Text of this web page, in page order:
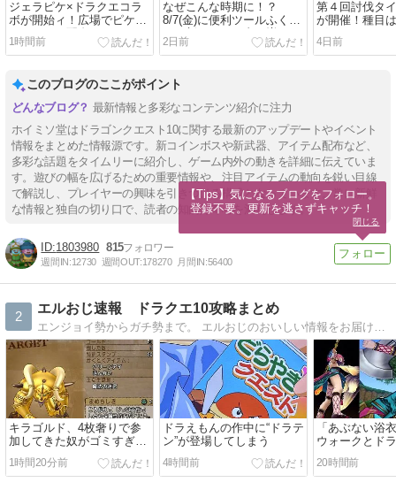
ジェラピケ×ドラクエコラ
ボが開始ィ！広場でピケス
ラバンドの配布もあるぞ
1時間前
なぜこんな時期に！？
8/7(金)に便利ツールふくび
き更新でしぐさ書が増える
ぞ
2日前
第４回討伐タ
が開催！種目
グナード５やぞ
4日前
このブログのここがポイント
最新情報と多彩なコンテンツ紹介に注力
ホイミソ堂はドラゴンクエスト10に関する最新のアップデートやイベント
情報をまとめた情報源です。新コインボスや新武器、アイテム配布など、
多彩な話題をタイムリーに紹介し、ゲーム内外の動きを詳細に伝えていま
す。遊びの幅を広げるための重要情報や、注目アイテムの動向を鋭い目線
で解説し、プレイヤーの興味を引きつける構成となっています。常に新鮮
な情報と独自の切り口で、読者の知的好奇心を満たします。
1803980 815
週間IN:12730 週間OUT:178270 月間IN:56400
2
エルおじ速報 ドラクエ10攻略まとめ
エンジョイ勢からガチ勢まで。 エルおじのおいしい情報をお届けします！
キラゴルド、4枚奢りで参
加してきた奴がゴミすぎて
負けた…誰も身代わり入れ
てないし…250万損した…
1時間20分前
ドラえもんの作中に“ドラテ
ン”が登場してしまう
4時間前
「あぶない浴
ウォークとド
較画像が無慈
20時間前
【Tips】気になるブログをフォロー。
登録不要。更新を逃さずキャッチ！
閉じる